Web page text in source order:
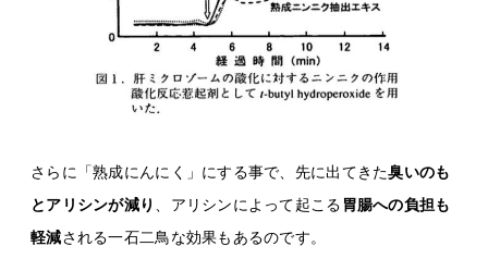
さらに「熟成にんにく」にする事で、先に出てきた臭いのも
とアリシンが減り 、アリシンによって起こる 胃腸への負担も
軽減される一石二鳥な効果もあるのです。